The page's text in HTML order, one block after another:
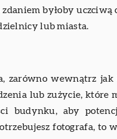
byłoby uczciwą
lub miasta.
zarówno wewnątrz
lub zużycie, które
budynku, aby
fotografa, to